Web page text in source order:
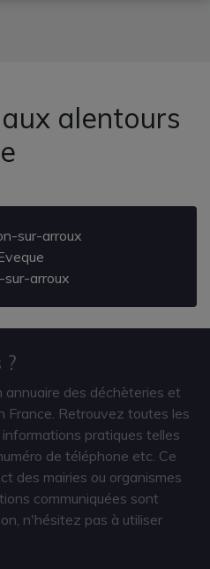
alentours
sur-arroux
arroux
des déchèteries et
France. Retrouvez toutes les
pratiques telles
de téléphone etc. Ce
des mairies ou organismes
communiquées sont
n'hésitez pas à utiliser